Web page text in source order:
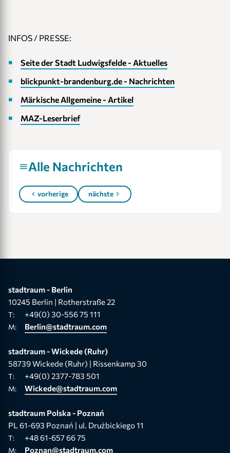
INFOS / PRESSE:
Seite der Stadt Ludwigsfelde - Aktuelles
blickpunkt-brandenburg.de - Nachrichten
Märkische Allgemeine - Artikel
MAZ-Leserbrief
Alle Nachrichten
vorherige nächste
stadtraum - Berlin
10245 Berlin | Rotherstraße 22
T: +49(0) 30-556 75 111
M: Berlin@stadtraum.com
stadtraum - Wickede (Ruhr)
58739 Wickede (Ruhr) | Rissenkamp 30
T: +49(0) 2377-783 501
M: Wickede@stadtraum.com
stadtraum Polska - Poznań
PL 61-693 Poznań | ul. Drużbickiego 11
T: +48 61-657 66 75
M: Poznan@stadtraum.com